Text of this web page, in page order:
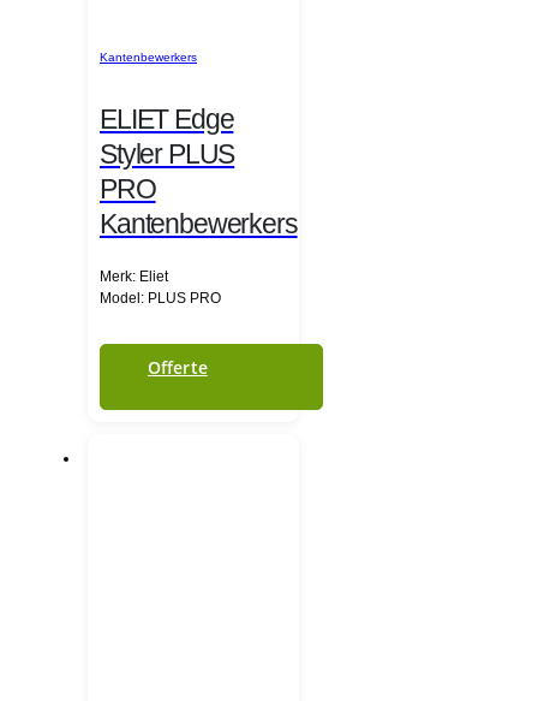
Kantenbewerkers
ELIET Edge
Styler PLUS
PRO
Kantenbewerkers
Merk: Eliet
Model: PLUS PRO
Offerte